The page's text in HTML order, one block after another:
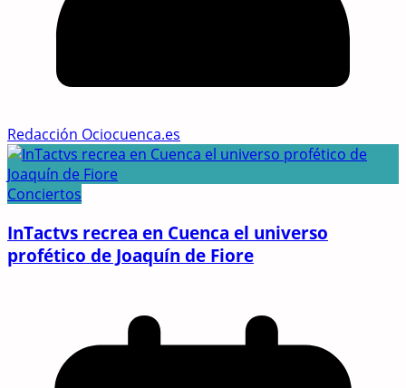
Redacción Ociocuenca.es
Conciertos
InTactvs recrea en Cuenca el universo
profético de Joaquín de Fiore